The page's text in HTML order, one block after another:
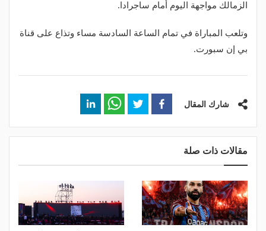
الزمالك مواجهة اليوم أمام ساجرادا.
وتلعب المباراة في تمام الساعة السادسة مساء وتذاع على قناة
بي إن سبورت.
شارك المقال
مقالات ذات صلة